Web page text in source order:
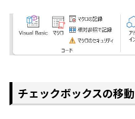
チェックボックスの移動